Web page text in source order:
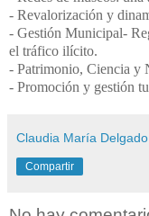
- Revalorización y
- Gestión Municipal-
el tráfico ilícito.
- Patrimonio, Ciencia y
- Promoción y gestión
Claudia María Delgado
Compartir